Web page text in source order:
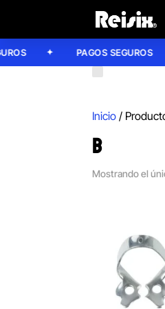
PAGOS SEGUROS
Inicio /
B
Mostrando el